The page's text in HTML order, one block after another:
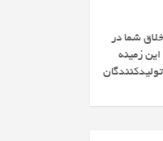
شما در
زمینه